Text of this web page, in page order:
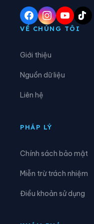
Phường Yên Tử
Xã Bình Liêu
Xã Hoành Mô
VỀ CHÚNG TÔI
Giới thiệu
Nguồn dữ liệu
Liên hệ
PHÁP LÝ
Chính sách bảo mật
Miễn trừ trách nhiệm
Điều khoản sử dụng